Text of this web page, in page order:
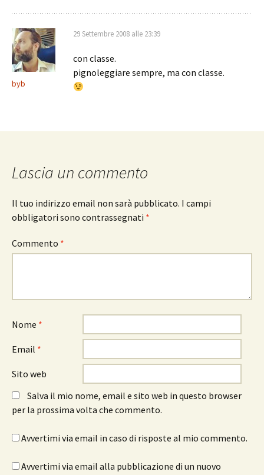
byb
29 Settembre 2008 alle 23:39
con classe.
pignoleggiare sempre, ma con classe.
Lascia un commento
Il tuo indirizzo email non sarà pubblicato. I campi
obbligatori sono contrassegnati *
Commento *
Nome *
Email *
Sito web
Salva il mio nome, email e sito web in questo browser
per la prossima volta che commento.
Avvertimi via email in caso di risposte al mio commento.
Avvertimi via email alla pubblicazione di un nuovo